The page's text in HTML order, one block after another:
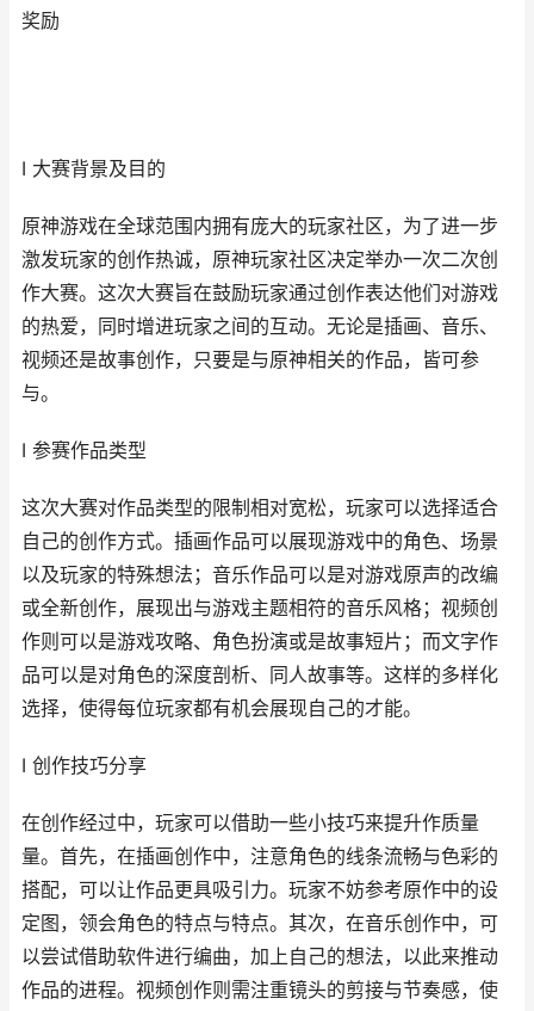
奖励
I 大赛背景及目的
原神游戏在全球范围内拥有庞大的玩家社区，为了进一步
激发玩家的创作热诚，原神玩家社区决定举办一次二次创
作大赛。这次大赛旨在鼓励玩家通过创作表达他们对游戏
的热爱，同时增进玩家之间的互动。无论是插画、音乐、
视频还是故事创作，只要是与原神相关的作品，皆可参
与。
I 参赛作品类型
这次大赛对作品类型的限制相对宽松，玩家可以选择适合
自己的创作方式。插画作品可以展现游戏中的角色、场景
以及玩家的特殊想法；音乐作品可以是对游戏原声的改编
或全新创作，展现出与游戏主题相符的音乐风格；视频创
作则可以是游戏攻略、角色扮演或是故事短片；而文字作
品可以是对角色的深度剖析、同人故事等。这样的多样化
选择，使得每位玩家都有机会展现自己的才能。
I 创作技巧分享
在创作经过中，玩家可以借助一些小技巧来提升作质量
量。首先，在插画创作中，注意角色的线条流畅与色彩的
搭配，可以让作品更具吸引力。玩家不妨参考原作中的设
定图，领会角色的特点与特点。其次，在音乐创作中，可
以尝试借助软件进行编曲，加上自己的想法，以此来推动
作品的进程。视频创作则需注重镜头的剪接与节奏感，使